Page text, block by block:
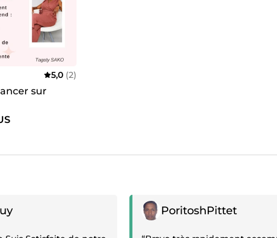
5,0 (2)
sur
Témoignage positif
PoritoshPittet